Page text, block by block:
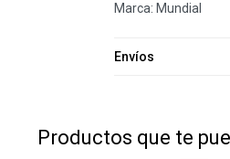
Marca: Mundial
Envíos
Productos que te